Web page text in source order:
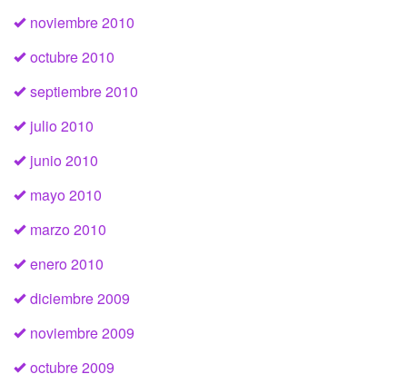
noviembre 2010
octubre 2010
septiembre 2010
julio 2010
junio 2010
mayo 2010
marzo 2010
enero 2010
diciembre 2009
noviembre 2009
octubre 2009